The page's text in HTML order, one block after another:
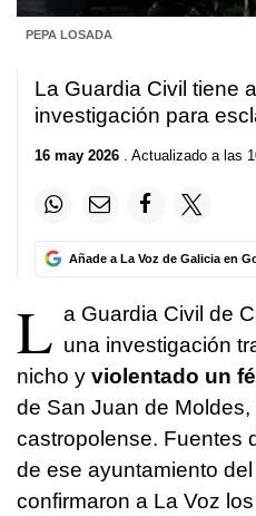
PEPA LOSADA
La Guardia Civil tiene
investigación para
16 may 2026 . Actualizado a las
Añade a La Voz de Galicia en
L a Guardia Civil de
una investigación
nicho y violentado un
de San Juan de
castropolense. Fuentes
de ese ayuntamiento
confirmaron a La Voz